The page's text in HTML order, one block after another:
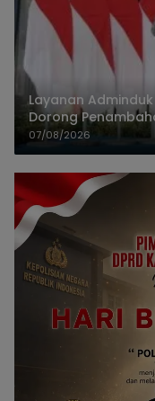
Layanan
Dorong
07/08/2026